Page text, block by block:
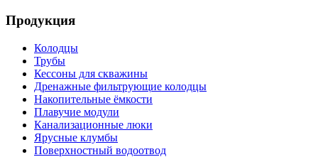
Продукция
Колодцы
Трубы
Кессоны для скважины
Дренажные фильтрующие колодцы
Накопительные ёмкости
Плавучие модули
Канализационные люки
Ярусные клумбы
Поверхностный водоотвод